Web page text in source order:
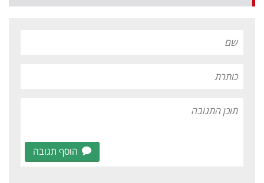
הוסף תגובה